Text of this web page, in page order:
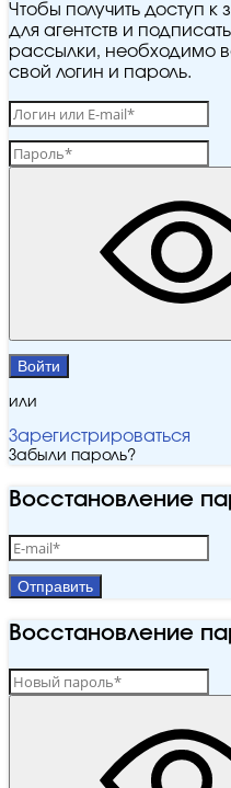
Чтобы получить доступ
для агентств и
рассылки, необходимо
свой логин и пароль.
Войти
или
Зарегистрироваться
Забыли пароль?
Восстановление
Отправить
Восстановление